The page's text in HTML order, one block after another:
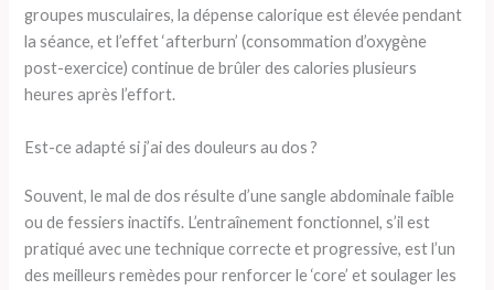
groupes musculaires, la dépense calorique est élevée pendant
la séance, et l’effet ‘afterburn’ (consommation d’oxygène
post-exercice) continue de brûler des calories plusieurs
heures après l’effort.
Est-ce adapté si j’ai des douleurs au dos ?
Souvent, le mal de dos résulte d’une sangle abdominale faible
ou de fessiers inactifs. L’entraînement fonctionnel, s’il est
pratiqué avec une technique correcte et progressive, est l’un
des meilleurs remèdes pour renforcer le ‘core’ et soulager les